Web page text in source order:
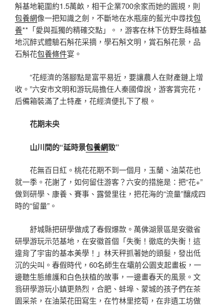
斛基地範圍約1.5萬畝，相干企業700余家而她的圓規，則
包養網像一把知識之劍，不斷地在水瓶座的藍光中尋找包
養**「愛與孤獨的精確交點」。，游客在林下仿野生蒔植基
地沉醉式體驗石斛花采摘，學石斛文明，賞石斛花景，品
石斛花包養條件宴。
“花經濟的落腳點是富平易近，要讓農人在財產鏈上增
收。”六安市文明和游玩局擔任人秦國偉說，游客賞完花，
后備箱裝滿了土特產，花經濟便扎下了根。
花期未央
山川間的“延時景包養網致”
花無百日紅。桃花花期不到一個月，玉蘭、油菜花也
就一季。花謝了，如何留住游客？六安的措施是：把“花+”
做到研學、康養、賽事、露營里往，把花海的“流量”釀成四
時的“留量”。
舒城縣把研學做成了春假爆款。萬佛湖景區是安徽省
研學游玩示范基地，在安徽首個「失衡！徹底的失衡！這
違背了宇宙的基本美學！」林天秤抓著她的頭髮，發出低
沉的尖叫。春假時代，60名師生在壩前公園支起畫板，一
邊聽生態維護和白色扶植的故事，一邊畫春天的風景。文
翁研學游玩小鎮更熱烈，合肥、蚌埠、蒙城的孩子們在茶
園采茶，在油菜花田寫生，在竹林里挖筍，在非遺工坊做